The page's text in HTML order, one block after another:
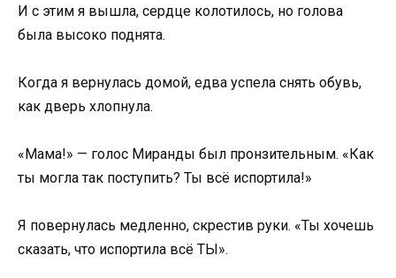
И с этим я вышла, сердце колотилось, но голова
была высоко поднята.
Когда я вернулась домой, едва успела снять обувь,
как дверь хлопнула.
«Мама!» — голос Миранды был пронзительным. «Как
ты могла так поступить? Ты всё испортила!»
Я повернулась медленно, скрестив руки. «Ты хочешь
сказать, что испортила всё ТЫ».